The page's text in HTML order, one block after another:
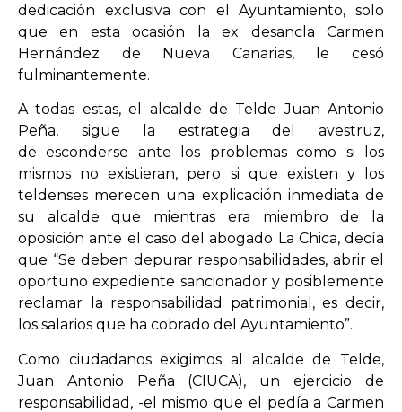
dedicación exclusiva con el Ayuntamiento, solo
que en esta ocasión la ex desancla Carmen
Hernández de Nueva Canarias, le cesó
fulminantemente.
A todas estas, el alcalde de Telde Juan Antonio
Peña, sigue la estrategia del avestruz,
de esconderse ante los problemas como si los
mismos no existieran, pero si que existen y los
teldenses merecen una explicación inmediata de
su alcalde que mientras era miembro de la
oposición ante el caso del abogado La Chica, decía
que “Se deben depurar responsabilidades, abrir el
oportuno expediente sancionador y posiblemente
reclamar la responsabilidad patrimonial, es decir,
los salarios que ha cobrado del Ayuntamiento”.
Como ciudadanos exigimos al alcalde de Telde,
Juan Antonio Peña (CIUCA), un ejercicio de
responsabilidad, -el mismo que el pedía a Carmen